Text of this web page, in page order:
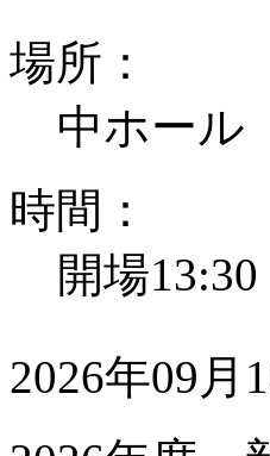
場所：
中ホール
時間：
開場
2026年09月